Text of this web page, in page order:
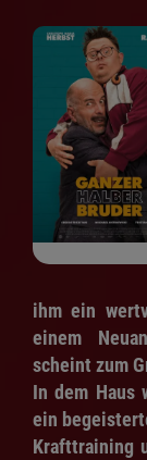
ihm ein
einem
scheint zum
In dem Haus
ein
Krafttraining